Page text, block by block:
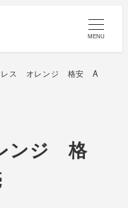
MENU
レス オレンジ 格安 A
ンジ 格